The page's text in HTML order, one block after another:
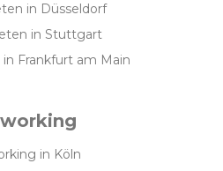
in Düsseldorf
in Stuttgart
Frankfurt am Main
in Köln